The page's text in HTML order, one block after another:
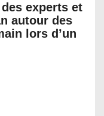
experts et
autour des
lors d’un